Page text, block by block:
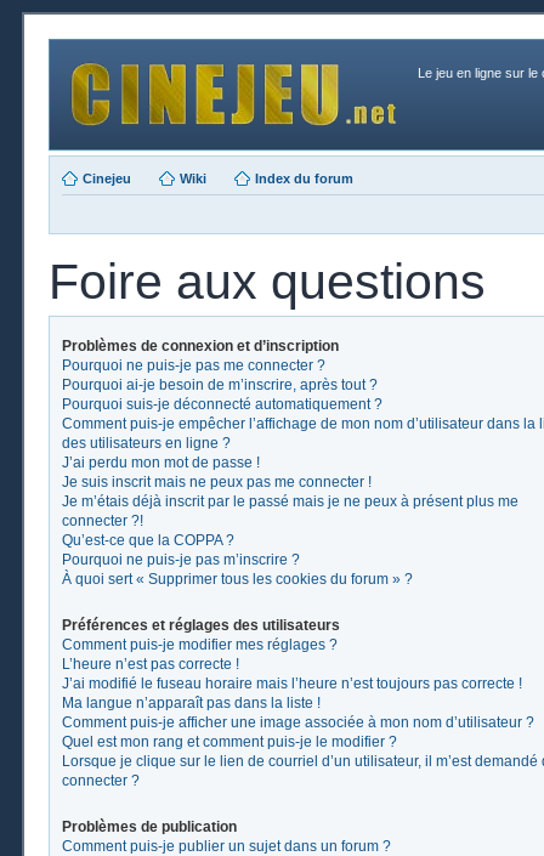
Le jeu en ligne sur le
Cinejeu Wiki Index du forum
Foire aux questions
Problèmes de connexion et d’inscription
Pourquoi ne puis-je pas me connecter ?
Pourquoi ai-je besoin de m’inscrire, après tout ?
Pourquoi suis-je déconnecté automatiquement ?
Comment puis-je empêcher l’affichage de mon nom d’utilisateur dans la
des utilisateurs en ligne ?
J’ai perdu mon mot de passe !
Je suis inscrit mais ne peux pas me connecter !
Je m’étais déjà inscrit par le passé mais je ne peux à présent plus me
connecter ?!
Qu’est-ce que la COPPA ?
Pourquoi ne puis-je pas m’inscrire ?
À quoi sert « Supprimer tous les cookies du forum » ?
Préférences et réglages des utilisateurs
Comment puis-je modifier mes réglages ?
L’heure n’est pas correcte !
J’ai modifié le fuseau horaire mais l’heure n’est toujours pas correcte !
Ma langue n’apparaît pas dans la liste !
Comment puis-je afficher une image associée à mon nom d’utilisateur ?
Quel est mon rang et comment puis-je le modifier ?
Lorsque je clique sur le lien de courriel d’un utilisateur, il m’est demandé
connecter ?
Problèmes de publication
Comment puis-je publier un sujet dans un forum ?